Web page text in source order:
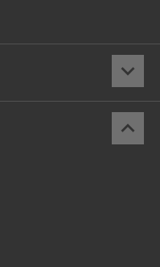
keyboard_arrow_down
keyboard_arrow_up